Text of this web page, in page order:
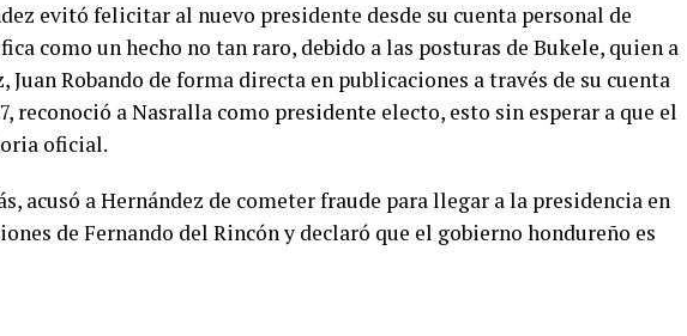
evitó felicitar al nuevo presidente desde su cuenta personal de
como un hecho no tan raro, debido a las posturas de Bukele, quien a
Juan Robando de forma directa en publicaciones a través de su cuenta
reconoció a Nasralla como presidente electo, esto sin esperar a que el
oficial.
acusó a Hernández de cometer fraude para llegar a la presidencia en
de Fernando del Rincón y declaró que el gobierno hondureño es